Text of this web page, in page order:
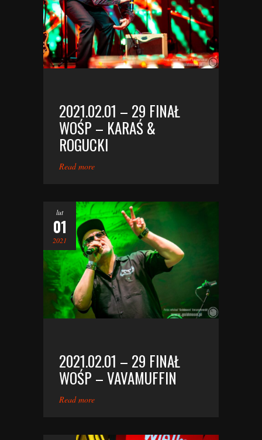
2021.02.01 – 29 FINAŁ
WOŚP – KARAŚ &
ROGUCKI
Read more
lut
01
2021
2021.02.01 – 29 FINAŁ
WOŚP – VAVAMUFFIN
Read more